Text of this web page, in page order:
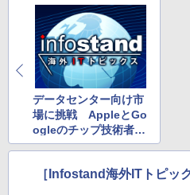
データセンター向け市
場に挑戦 AppleとGo
ogleのチップ技術者が
結集した「Nuvia」
［Infostand海外ITトピッ